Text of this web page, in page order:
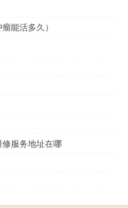
能活多久）
服务地址在哪